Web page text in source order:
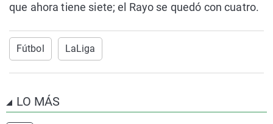
que ahora tiene siete; el Rayo se quedó con cuatro.
Fútbol LaLiga
LO MÁS